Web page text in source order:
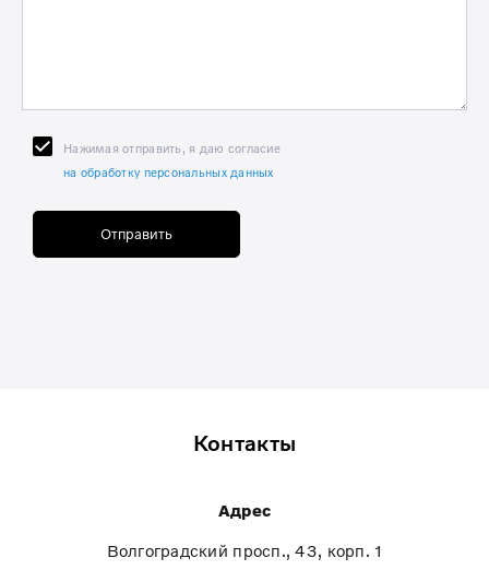
Нажимая отправить, я даю согласие
на обработку персональных данных
Отправить
Контакты
Адрес
Волгоградский просп., 43, корп. 1